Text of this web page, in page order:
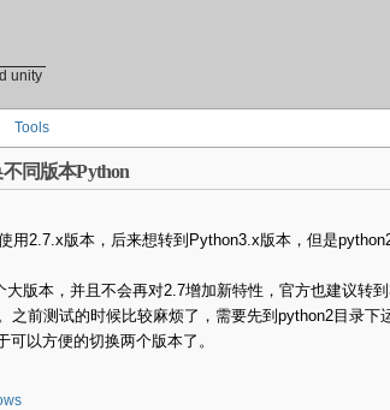
unity
Tools
同版本Python
用2.7.x版本，后来想转到Python3.x版本，但是
版本，并且不会再对2.7增加新特性，官方也建议转
之前测试的时候比较麻烦了，需要先到python2目录下
以方便的切换两个版本了。